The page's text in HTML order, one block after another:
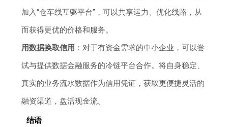
加入“仓车线互驱平台”，可以共享运力、优化线路，从
而获得更优的价格和服务。
用数据换取信用 ：对于有资金需求的中小企业，可以尝
试与提供数据金融服务的冷链平台合作。将自身稳定、
真实的业务流水数据作为信用凭证，获取更便捷灵活的
融资渠道，盘活现金流。
结语